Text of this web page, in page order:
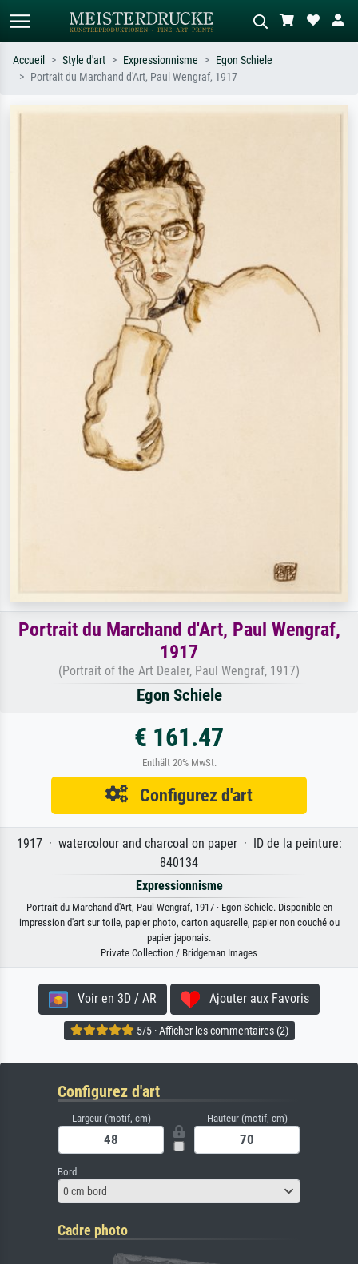
impressionnisme, vague de Hokusai,
Accueil Style d'art Expressionnisme
Egon Schiele
Portrait du Marchand d'Art, Paul Wengraf, 1917
Portrait du Marchand d'Art, Paul Wengraf,
1917
(Portrait of the Art Dealer, Paul Wengraf, 1917)
Egon Schiele
€ 161.47
Enthält 20% MwSt.
Configurez d'art
1917 · watercolour and charcoal on paper · ID de la peinture:
840134
Expressionnisme
Portrait du Marchand d'Art, Paul Wengraf, 1917 · Egon Schiele. Disponible en
impression d'art sur toile, papier photo, carton aquarelle, papier non couché ou
papier japonais.
Private Collection / Bridgeman Images
Voir en 3D / AR Ajouter aux Favoris
5/5 · Afficher les commentaires (2)
Configurez d'art
Largeur (motif, cm) Hauteur (motif, cm)
Bord
0 cm bord
Cadre photo